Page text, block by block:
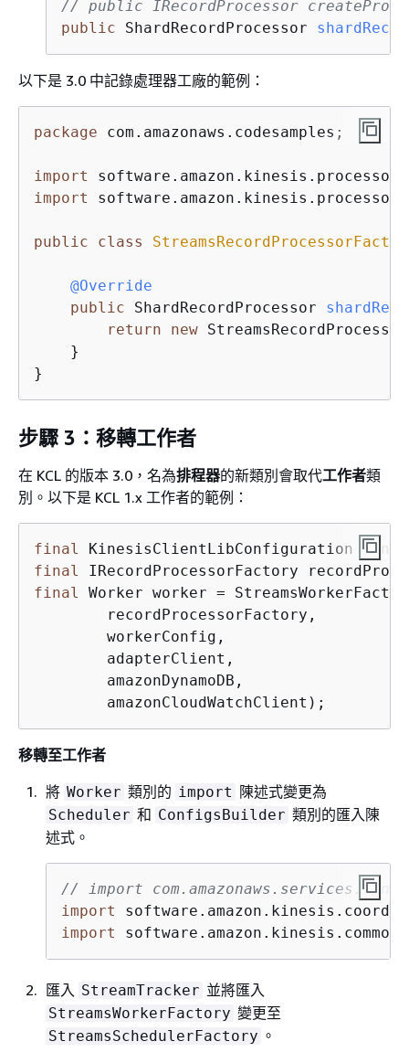
// public IRecordProcessor
public ShardRecordProcessor
以下是 3.0 中記錄處理器工廠的範例：
package com.amazonaws.codesamples;
import
import
public class
@Override
public ShardRecordProcessor
return
new
    }
}
步驟 3：移轉工作者
在 KCL 的版本 3.0，名為排程器​的新類別會取代工作者類
別。以下是 KCL 1.x 工作者的範例：
final
KinesisClientLibConfiguration
final
IRecordProcessorFactory
final
Worker worker =
        recordProcessorFactory,
        workerConfig,
        adapterClient,
        amazonDynamoDB,
        amazonCloudWatchClient);
移轉至工作者
將 Worker 類別的 import 陳述式變更為
Scheduler 和 ConfigsBuilder 類別的匯入陳
述式。
// import
import
import
匯入 StreamTracker 並將匯入
StreamsWorkerFactory 變更至
StreamsSchedulerFactory 。